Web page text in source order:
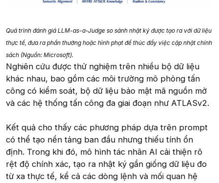
Quá trình đánh giá LLM-as-a-Judge so sánh nhật ký được tạo ra với dữ liệu
thực tế, đưa ra phần thưởng hoặc hình phạt để thúc đẩy việc cập nhật chính
sách (Nguồn: Microsoft).
Nghiên cứu được thử nghiệm trên nhiều bộ dữ liệu
khác nhau, bao gồm các môi trường mô phỏng tấn
công có kiểm soát, bộ dữ liệu bảo mật mã nguồn mở
và các hệ thống tấn công đa giai đoạn như ATLASv2.
Kết quả cho thấy các phương pháp dựa trên prompt
có thể tạo nền tảng ban đầu nhưng thiếu tính ổn
định. Trong khi đó, mô hình tác nhân AI cải thiện rõ
rệt độ chính xác, tạo ra nhật ký gần giống dữ liệu đo
từ xa thực tế, kể cả các dòng lệnh và mối quan hệ